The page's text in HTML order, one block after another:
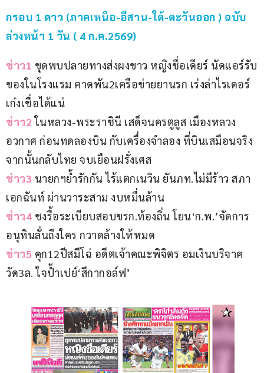
กรอบ 1 ดาว (ภาคเหนือ-อีสาน-ใต้-ตะวันออก ) ฉบับ
ล่วงหน้า 1 วัน ( 4 ก.ค.2569)
ข่าว1 ขุดพบปลายทางส่งผงขาว หญิงชื่อเดียร์ นัดแอร์รับ
ของในโรงแรม คาดพัน2เครือข่ายยานรก เร่งล่าไรเดอร์
เก๋งเชื่อได้แน่
ข่าว2 ในหลวง-พระราชินี เสด็จนครตูลูส เมืองหลวง
อวกาศ ก่อนทดลองบิน กับเครื่องจำลอง ที่บินเสมือนจริง
จากนั้นกลับไทย จบเยือนฝรั่งเศส
ข่าว3 นายกฯย้ำรักกัน ไร้แตกเนวิน ยันภท.ไม่มีร้าว สภา
เอกฉันท์ ผ่านวาระสาม งบหมื่นล้าน
ข่าว4 ชงรื้อระเบียบสอบขรก.ท้องถิ่น โยน‘ก.พ.’จัดการ
อนุทินลั่นถึงใคร กวาดล้างให้หมด
ข่าว5 คุก12ปีสมีโฉ่ อดีตเจ้าคณะพิจิตร อมเงินบริจาค
วัด3ล. ใจป้ำเปย์‘สีกากอล์ฟ’